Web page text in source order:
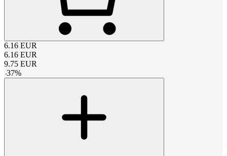
6.16 EUR
6.16 EUR
9.75 EUR
-37%